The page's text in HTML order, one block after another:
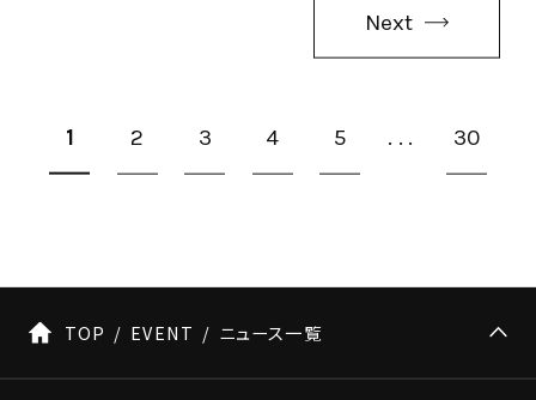
1 2 3 4 5 ... 30
Next
TOP EVENT ニュース一覧